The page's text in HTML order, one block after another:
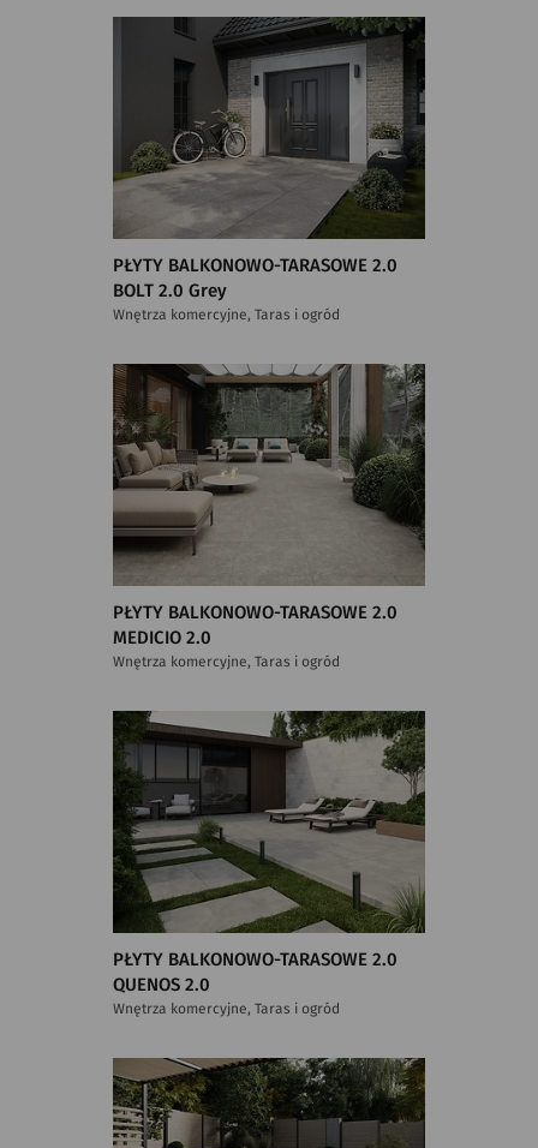
PŁYTY BALKONOWO-TARASOWE 2.0
BOLT 2.0 Grey
Wnętrza komercyjne, Taras i ogród
PŁYTY BALKONOWO-TARASOWE 2.0
MEDICIO 2.0
Wnętrza komercyjne, Taras i ogród
PŁYTY BALKONOWO-TARASOWE 2.0
QUENOS 2.0
Wnętrza komercyjne, Taras i ogród